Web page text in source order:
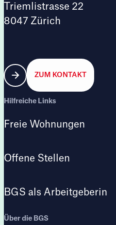
Triemlistrasse 22
8047 Zürich
ZUM KONTAKT
Hilfreiche Links
Freie Wohnungen
Offene Stellen
BGS als Arbeitgeberin
Über die BGS